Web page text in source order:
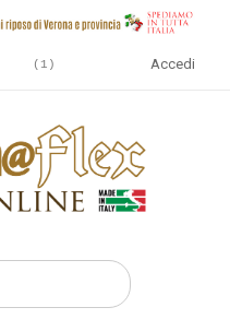
1 Accedi